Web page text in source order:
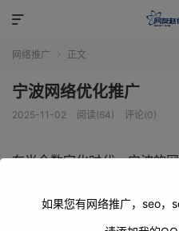

网络推广 正文
宁波网络优化推广
2025-11-02 阅读(64) 评论(0)
在当今数字化时代，宁波的
着互联网的迅猛发展，企业
络推广，提升自身在宁波乃
力。宁波作为经济发达且充
如果您有网络推广，seo，